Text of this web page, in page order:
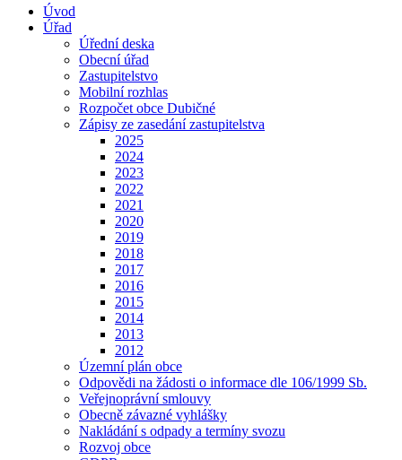
Úvod
Úřad
Úřední deska
Obecní úřad
Zastupitelstvo
Mobilní rozhlas
Rozpočet obce Dubičné
Zápisy ze zasedání zastupitelstva
2025
2024
2023
2022
2021
2020
2019
2018
2017
2016
2015
2014
2013
2012
Územní plán obce
Odpovědi na žádosti o informace dle 106/1999 Sb.
Veřejnoprávní smlouvy
Obecně závazné vyhlášky
Nakládání s odpady a termíny svozu
Rozvoj obce